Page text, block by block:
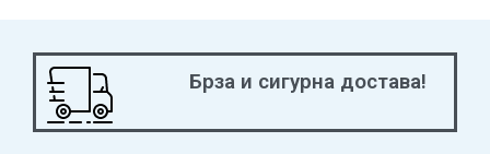
Брза и сигурна достава!